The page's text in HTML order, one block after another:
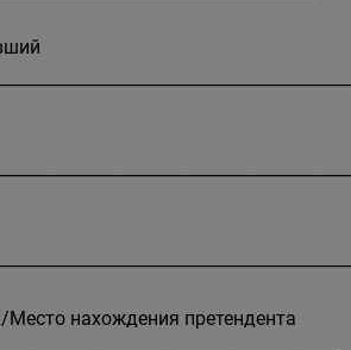
нахождения претендента